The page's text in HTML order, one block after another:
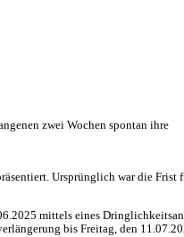
zwei Wochen spontan ihre
Ursprünglich war die Frist
mittels eines
bis Freitag, den